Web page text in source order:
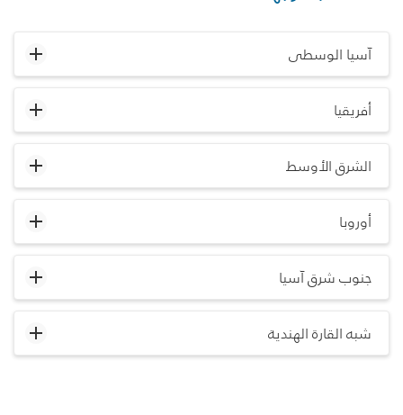
آسيا الوسطى
أفريقيا
الشرق الأوسط
أوروبا
جنوب شرق آسيا
شبه القارة الهندية